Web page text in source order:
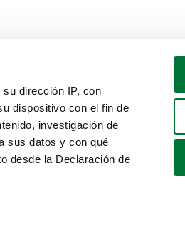
dirección IP, con
dispositivo con el fin de
investigación de
sus datos y con qué
desde la Declaración de